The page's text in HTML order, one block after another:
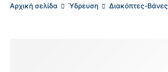
Αρχική σελίδα Ύδρευση Διακόπτες-Βάνες